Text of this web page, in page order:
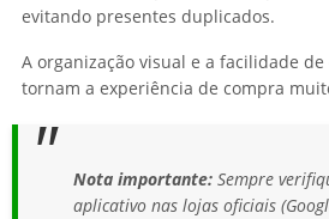
evitando presentes duplicados.
A organização visual e a facilidade
tornam a experiência de compra
Nota importante: Sempre
aplicativo nas lojas oficiais